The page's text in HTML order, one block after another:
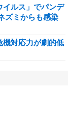
イルス」でパンデ
ズミからも感染
機対応力が劇的低